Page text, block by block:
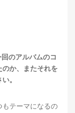
のアルバムのコ
のか、またそれを
。
テーマになるの